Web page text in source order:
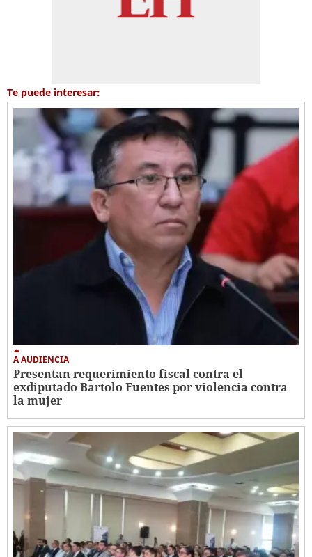
Te puede interesar:
A AUDIENCIA
Presentan requerimiento fiscal contra el
exdiputado Bartolo Fuentes por violencia contra
la mujer